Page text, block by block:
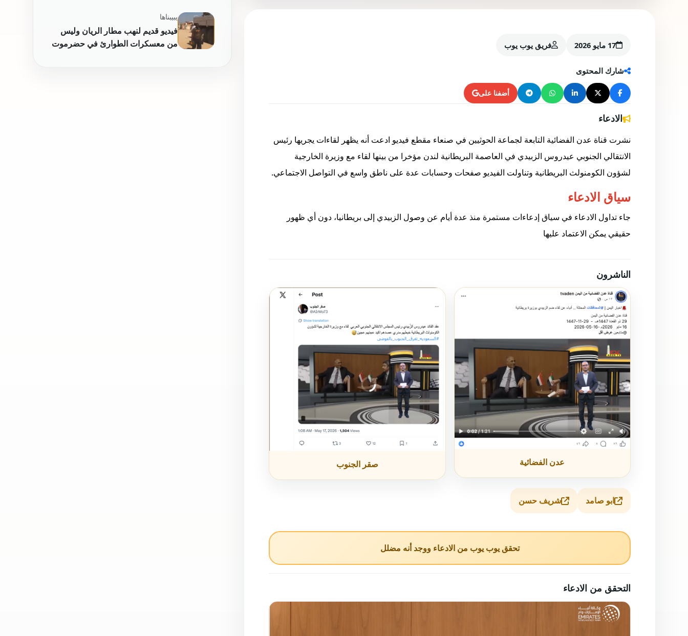
17 مايو 2026 فريق يوب يوب
شارك المحتوى
أضفنا على
الادعاء
نشرت قناة عدن الفضائية التابعة لجماعة الحوثيين في صنعاء مقطع فيديو ادعت أنه يظهر لقاءات يجريها رئيس
الانتقالي الجنوبي عيدروس الزبيدي في العاصمة البريطانية لندن مؤخرا من بينها لقاء مع وزيرة الخارجية
لشؤون الكومنولث البريطانية وتناولت الفيديو صفحات وحسابات عدة على ناطق واسع في التواصل الاجتماعي.
سياق الادعاء
جاء تداول الادعاء في سياق إدعاءات مستمرة منذ عدة أيام عن وصول الزبيدي إلى بريطانيا، دون أي ظهور
حقيقي يمكن الاعتماد عليها
الناشرون
عدن الفضائية صقر الجنوب
ابو صامد شريف حسن
تحقق يوب يوب من الادعاء ووجد أنه مضلل
التحقق من الادعاء
يبيبناها
فيديو قديم لنهب مطار الريان وليس
من معسكرات الطوارئ في حضرموت